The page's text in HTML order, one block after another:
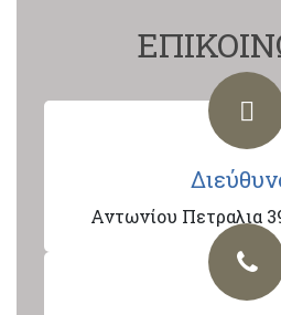
Αντωνίου Πετραλια